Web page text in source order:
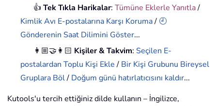
👍Tek Tıkla Harikalar:Tümüne Eklerle Yanıtla/
Kimlik Avı E-postalarına Karşı Koruma/ 🕘
Gönderenin Saat Dilimini Göster...
👩🏼‍🤝‍👩🏻 Kişiler & Takvim: Seçilen E-
postalardan Toplu Kişi Ekle/ Bir Kişi Grubunu Bireysel
Gruplara Böl/ Doğum günü hatırlatıcısını kaldır...
Kutools'u tercih ettiğiniz dilde kullanın – İngilizce,